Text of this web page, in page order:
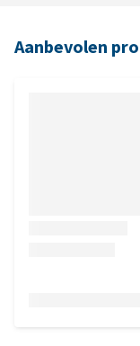
Aanbevolen